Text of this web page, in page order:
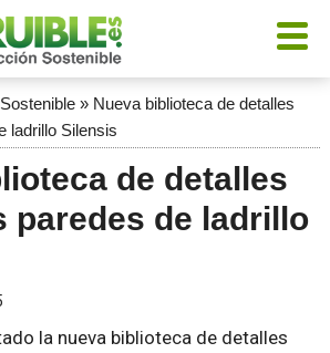
» Nueva biblioteca de detalles
ladrillo Silensis
de detalles
paredes de ladrillo
la nueva biblioteca de detalles